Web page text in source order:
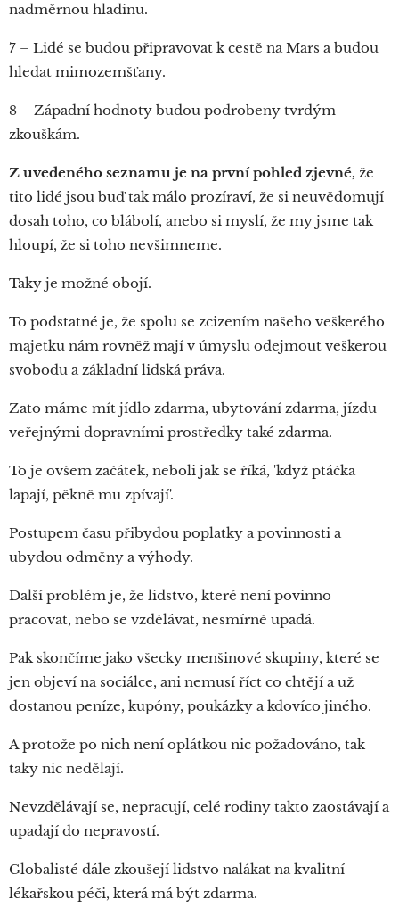
nadměrnou hladinu.
7 – Lidé se budou připravovat k cestě na Mars a budou
hledat mimozemšťany.
8 – Západní hodnoty budou podrobeny tvrdým
zkouškám.
Z uvedeného seznamu je na první pohled zjevné, že
tito lidé jsou buď tak málo prozíraví, že si neuvědomují
dosah toho, co blábolí, anebo si myslí, že my jsme tak
hloupí, že si toho nevšimneme.
Taky je možné obojí.
To podstatné je, že spolu se zcizením našeho veškerého
majetku nám rovněž mají v úmyslu odejmout veškerou
svobodu a základní lidská práva.
Zato máme mít jídlo zdarma, ubytování zdarma, jízdu
veřejnými dopravními prostředky také zdarma.
To je ovšem začátek, neboli jak se říká, 'když ptáčka
lapají, pěkně mu zpívají'.
Postupem času přibydou poplatky a povinnosti a
ubydou odměny a výhody.
Další problém je, že lidstvo, které není povinno
pracovat, nebo se vzdělávat, nesmírně upadá.
Pak skončíme jako všecky menšinové skupiny, které se
jen objeví na sociálce, ani nemusí říct co chtějí a už
dostanou peníze, kupóny, poukázky a kdovíco jiného.
A protože po nich není oplátkou nic požadováno, tak
taky nic nedělají.
Nevzdělávají se, nepracují, celé rodiny takto zaostávají a
upadají do nepravostí.
Globalisté dále zkoušejí lidstvo nalákat na kvalitní
lékařskou péči, která má být zdarma.